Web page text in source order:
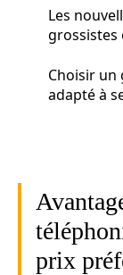
Les
grossistes
Choisir un
adapté à
prix